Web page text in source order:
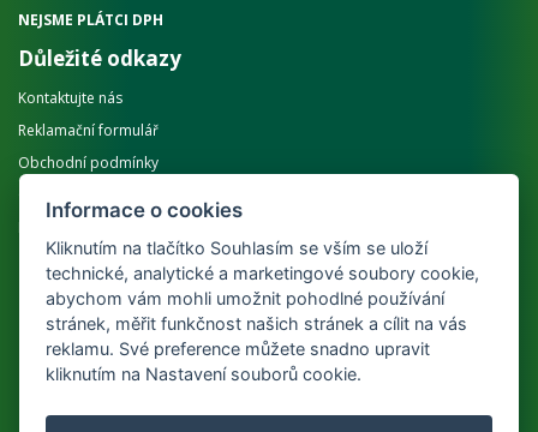
NEJSME PLÁTCI DPH
Důležité odkazy
Kontaktujte nás
Reklamační formulář
Obchodní podmínky
Příjmáme online platby
Informace o cookies
Kliknutím na tlačítko Souhlasím se vším se uloží
technické, analytické a marketingové soubory cookie,
abychom vám mohli umožnit pohodlné používání
stránek, měřit funkčnost našich stránek a cílit na vás
reklamu. Své preference můžete snadno upravit
kliknutím na Nastavení souborů cookie.